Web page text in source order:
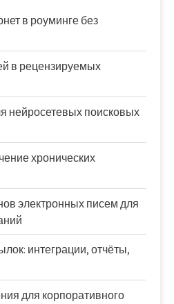
в роуминге без
в рецензируемых
нейросетевых поисковых
хронических
электронных писем для
интеграции, отчёты,
для корпоративного